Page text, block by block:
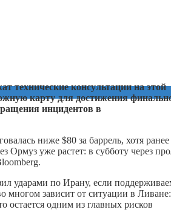
технические консультации на этой
карту для достижения
инцидентов в
ниже $80 за баррель, хотя ранее
Ормуз уже растет: в субботу через
ударами по Ирану, если
многом зависит от ситуации в Ливане:
остается одним из главных рисков